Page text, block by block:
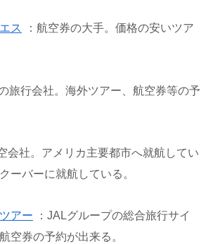
ス
：航空券の大手。価格の安いツア
旅行会社。海外ツアー、航空券等の予
会社。アメリカ主要都市へ就航してい
ーバーに就航している。
アー ：JALグループの総合旅行サイ
空券の予約が出来る。